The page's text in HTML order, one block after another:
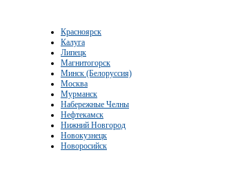
Красноярск
Калуга
Липецк
Магнитогорск
Минск (Белоруссия)
Москва
Мурманск
Набережные Челны
Нефтекамск
Нижний Новгород
Новокузнецк
Новоросийск